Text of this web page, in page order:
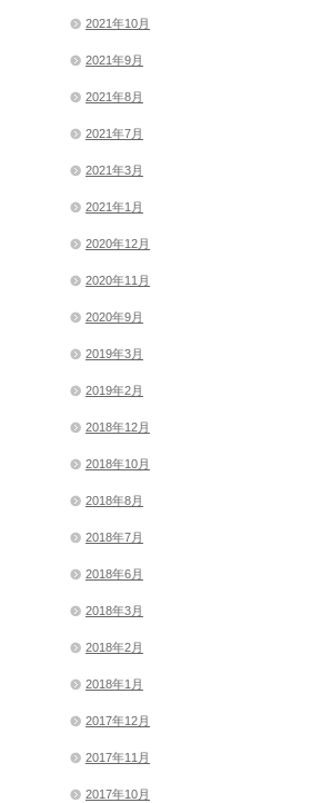
2021年10月
2021年9月
2021年8月
2021年7月
2021年3月
2021年1月
2020年12月
2020年11月
2020年9月
2019年3月
2019年2月
2018年12月
2018年10月
2018年8月
2018年7月
2018年6月
2018年3月
2018年2月
2018年1月
2017年12月
2017年11月
2017年10月